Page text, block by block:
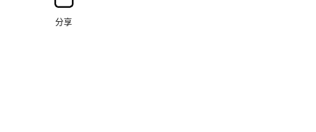
分享